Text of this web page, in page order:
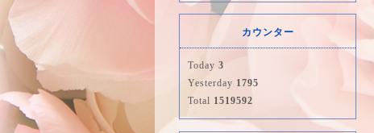
カウンター
Today 3
Yesterday 1795
Total 1519592